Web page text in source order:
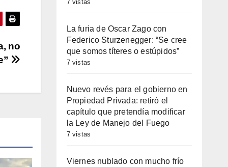
no
7 vistas
La furia de Oscar Zago con
Federico Sturzenegger: “Se cree
que somos títeres o estúpidos”
7 vistas
Nuevo revés para el gobierno en
Propiedad Privada: retiró el
capítulo que pretendía modificar
la Ley de Manejo del Fuego
7 vistas
Viernes nublado con mucho frío